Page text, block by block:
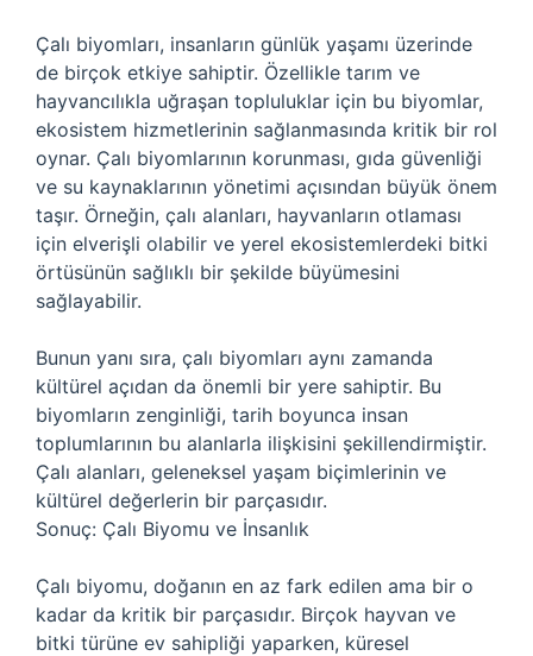
Çalı biyomları, insanların günlük yaşamı üzerinde
de birçok etkiye sahiptir. Özellikle tarım ve
hayvancılıkla uğraşan topluluklar için bu biyomlar,
ekosistem hizmetlerinin sağlanmasında kritik bir rol
oynar. Çalı biyomlarının korunması, gıda güvenliği
ve su kaynaklarının yönetimi açısından büyük önem
taşır. Örneğin, çalı alanları, hayvanların otlaması
için elverişli olabilir ve yerel ekosistemlerdeki bitki
örtüsünün sağlıklı bir şekilde büyümesini
sağlayabilir.
Bunun yanı sıra, çalı biyomları aynı zamanda
kültürel açıdan da önemli bir yere sahiptir. Bu
biyomların zenginliği, tarih boyunca insan
toplumlarının bu alanlarla ilişkisini şekillendirmiştir.
Çalı alanları, geleneksel yaşam biçimlerinin ve
kültürel değerlerin bir parçasıdır.
Sonuç: Çalı Biyomu ve İnsanlık
Çalı biyomu, doğanın en az fark edilen ama bir o
kadar da kritik bir parçasıdır. Birçok hayvan ve
bitki türüne ev sahipliği yaparken, küresel